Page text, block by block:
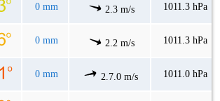
0 mm 2.3 m/s 1011.3 hPa
0 mm 2.2 m/s 1011.3 hPa
0 mm 2.7.0 m/s 1011.0 hPa